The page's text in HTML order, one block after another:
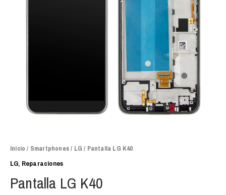
Inicio / Smartphones/ LG / Pantalla LG K40
LG, Reparaciones
Pantalla LG K40